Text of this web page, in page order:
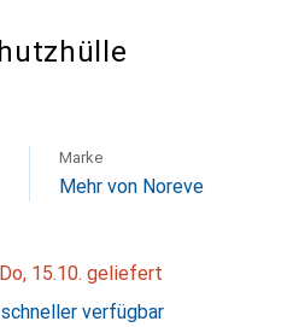
Marke
Mehr von Noreve
Do, 15.10. geliefert
verfügbar